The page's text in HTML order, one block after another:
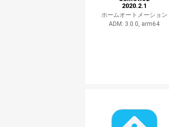
2020.2.1
ホームオートメーション
ADM: 3.0.0, arm64